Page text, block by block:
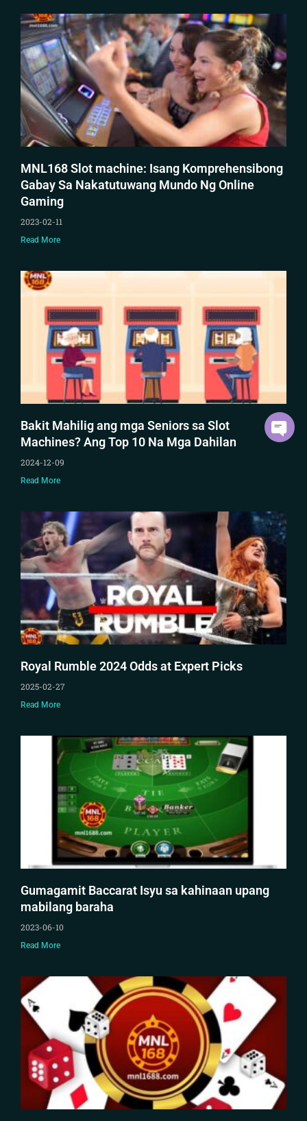
MNL168 Slot machine: Isang Komprehensibong
Gabay Sa Nakatutuwang Mundo Ng Online
Gaming
2023-02-11
Read More
Bakit Mahilig ang mga Seniors sa Slot
Machines? Ang Top 10 Na Mga Dahilan
2024-12-09
Read More
Royal Rumble 2024 Odds at Expert Picks
2025-02-27
Read More
Gumagamit Baccarat Isyu sa kahinaan upang
mabilang baraha
2023-06-10
Read More